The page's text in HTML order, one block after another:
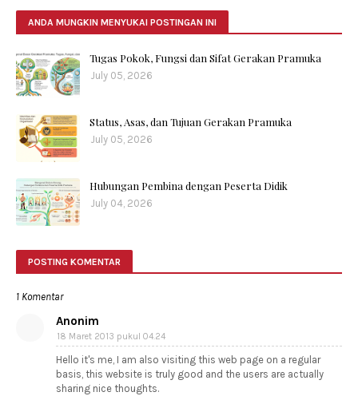
ANDA MUNGKIN MENYUKAI POSTINGAN INI
Tugas Pokok, Fungsi dan Sifat Gerakan Pramuka
July 05, 2026
Status, Asas, dan Tujuan Gerakan Pramuka
July 05, 2026
Hubungan Pembina dengan Peserta Didik
July 04, 2026
POSTING KOMENTAR
1 Komentar
Anonim
18 Maret 2013 pukul 04.24
Hello it's me, I am also visiting this web page on a regular
basis, this website is truly good and the users are actually
sharing nice thoughts.